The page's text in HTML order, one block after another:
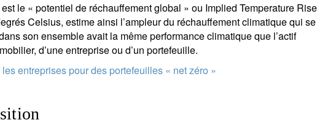
le « potentiel de réchauffement global » ou Implied Temperature Rise
Celsius, estime ainsi l’ampleur du réchauffement climatique qui se
son ensemble avait la même performance climatique que l’actif
d’une entreprise ou d’un portefeuille.
entreprises pour des portefeuilles « net zéro »